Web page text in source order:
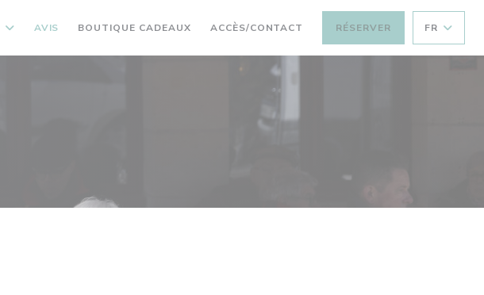
AVIS BOUTIQUE CADEAUX((OUVRE UNE NOUVELLE FENÊTRE))
ACCÈS/CONTACT RÉSERVER FR